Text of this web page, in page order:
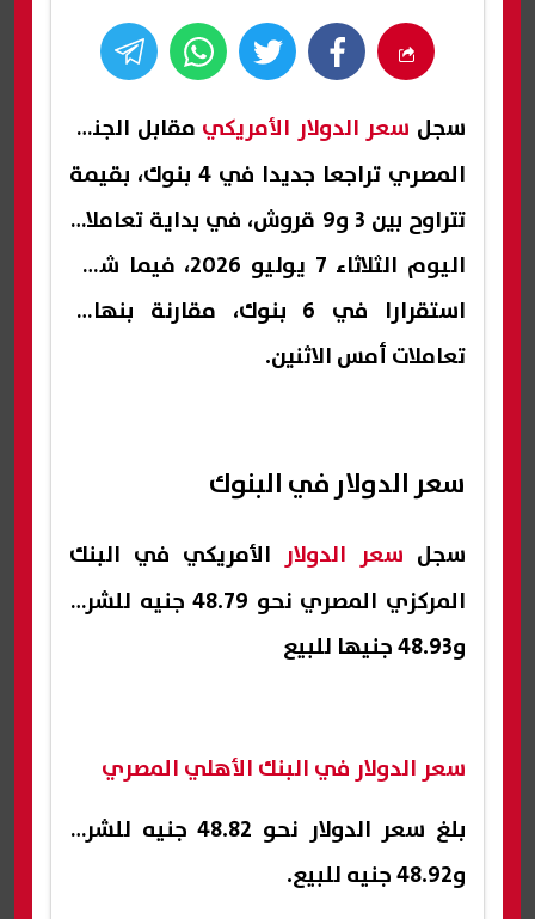
سجل سعر الدولار الأمريكي مقابل الجنيه
المصري تراجعا جديدا في 4 بنوك، بقيمة
تتراوح بين 3 و9 قروش، في بداية تعاملات
اليوم الثلاثاء 7 يوليو 2026، فيما شهد
استقرارا في 6 بنوك، مقارنة بنهاية
تعاملات أمس الاثنين.
سعر الدولار في البنوك
سجل سعر الدولار الأمريكي في البنك
المركزي المصري نحو 48.79 جنيه للشراء
و48.93 جنيها للبيع
سعر الدولار في البنك الأهلي المصري
بلغ سعر الدولار نحو 48.82 جنيه للشراء
و48.92 جنيه للبيع.